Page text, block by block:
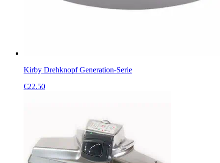
Kirby Drehknopf Generation-Serie
€22.50